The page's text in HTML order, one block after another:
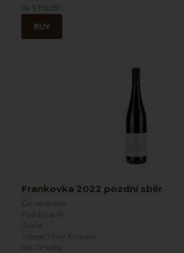
IN STOCK
BUY
Frankovka 2022 pozdní sběr
Červené víno
Pozdní sběr
Suché
Village: Dolní Kounice
Alc.: 12 %obj